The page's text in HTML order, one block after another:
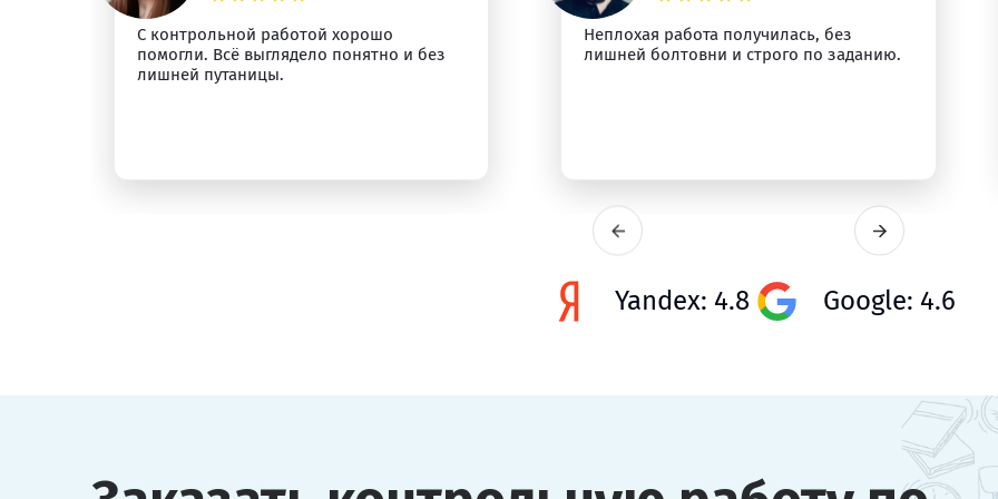
С контрольной работой хорошо
помогли. Всё выглядело понятно и без
лишней путаницы.
Неплохая работа получилась, без
лишней болтовни и строго по заданию.
Yandex: 4.8 Google: 4.6